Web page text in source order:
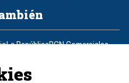
La RepúblicaRCN Comerciales